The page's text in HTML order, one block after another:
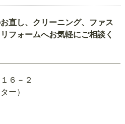
直し、クリーニング、ファス
フォームへお気軽にご相談く
６－２
ー）